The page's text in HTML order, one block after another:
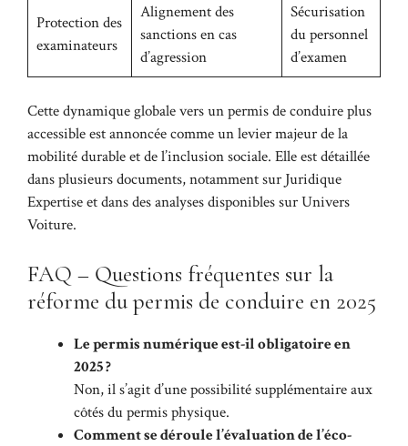
Protection des
examinateurs
Alignement des
sanctions en cas
d’agression
Sécurisation
du personnel
d’examen
Cette dynamique globale vers un permis de conduire plus
accessible est annoncée comme un levier majeur de la
mobilité durable et de l’inclusion sociale. Elle est détaillée
dans plusieurs documents, notamment sur Juridique
Expertiseet dans des analyses disponibles surUnivers
Voiture.
FAQ – Questions fréquentes sur la
réforme du permis de conduire en 2025
Le permis numérique est-il obligatoire en
2025 ?
Non, il s’agit d’une possibilité supplémentaire aux
côtés du permis physique.
Comment se déroule l’évaluation de l’éco-